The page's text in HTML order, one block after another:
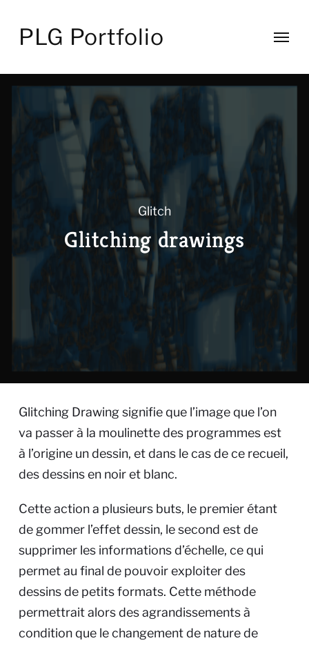
PLG Portfolio
Glitch
Glitching drawings
Glitching Drawing signifie que l’image que l’on
va passer à la moulinette des programmes est
à l’origine un dessin, et dans le cas de ce recueil,
des dessins en noir et blanc.
Cette action a plusieurs buts, le premier étant
de gommer l’effet dessin, le second est de
supprimer les informations d’échelle, ce qui
permet au final de pouvoir exploiter des
dessins de petits formats. Cette méthode
permettrait alors des agrandissements à
condition que le changement de nature de
Génératif
Dessin
Peinture
Sculpture